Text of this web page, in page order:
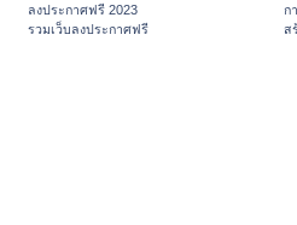
ลงประกาศฟรี 2023
รวมเว็บลงประกาศฟรี
ก
ส